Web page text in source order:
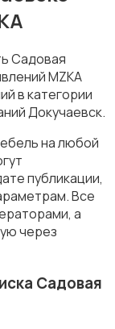
Садовая
MZKA
в категории
Докучаевск.
на любой
публикации,
Все
а
через
Садовая